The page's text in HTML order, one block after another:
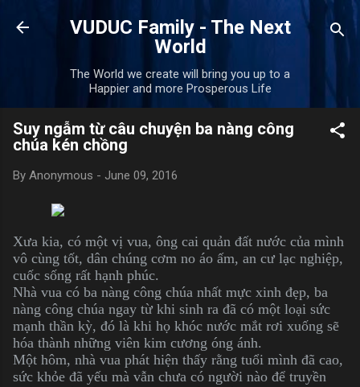
Skip to main content
VUDUC Family - The Next
World
The World we create will bring you up to a
Happier and more Prosperous Life
Suy ngẫm từ câu chuyện ba nàng công
chúa kén chồng
By Anonymous - June 09, 2016
Xưa kia, có một vị vua, ông cai quản đất nước của mình
vô cùng tốt, dân chúng cơm no áo ấm, an cư lạc nghiệp,
cuốc sống rất hạnh phúc.
Nhà vua có ba nàng công chúa nhất mực xinh đẹp, ba
nàng công chúa ngay từ khi sinh ra đã có một loại sức
mạnh thần kỳ, đó là khi họ khóc nước mắt rơi xuống sẽ
hóa thành những viên kim cương óng ánh.
Một hôm, nhà vua phát hiện thấy rằng tuổi mình đã cao,
sức khỏe đã yếu mà vẫn chưa có người nào để truyền